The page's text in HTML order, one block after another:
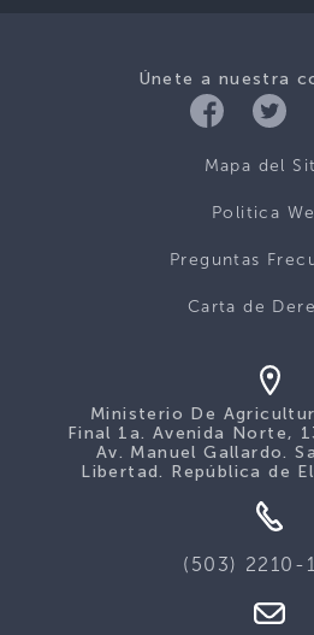
Únete a nuestra
Mapa del
Politica
Preguntas
Carta de
Ministerio De
Final 1a. Avenida Norte,
Av. Manuel Gallardo.
Libertad. República de
(503) 2210-